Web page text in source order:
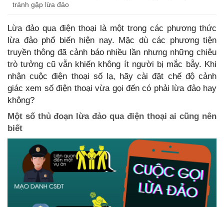
tránh gặp lừa đảo
Lừa đảo qua điện thoại là một trong các phương thức
lừa đảo phổ biến hiện nay. Mặc dù các phương tiện
truyền thông đã cảnh báo nhiều lần nhưng những chiêu
trò tưởng cũ vẫn khiến không ít người bị mắc bẫy. Khi
nhận cuộc điện thoại số lạ, hãy cài đặt chế độ cảnh
giác xem số điện thoại vừa gọi đến có phải lừa đảo hay
không?
Một số thủ đoạn lừa đảo qua điện thoại ai cũng nên
biết